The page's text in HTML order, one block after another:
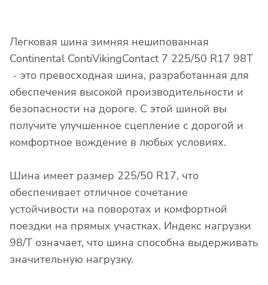
Легковая шина зимняя нешипованная
Continental ContiVikingContact 7 225/50 R17 98T
- это превосходная шина, разработанная для
обеспечения высокой производительности и
безопасности на дороге. С этой шиной вы
получите улучшенное сцепление с дорогой и
комфортное вождение в любых условиях.
Шина имеет размер 225/50 R17, что
обеспечивает отличное сочетание
устойчивости на поворотах и комфортной
поездки на прямых участках. Индекс нагрузки
98/T означает, что шина способна выдерживать
значительную нагрузку.